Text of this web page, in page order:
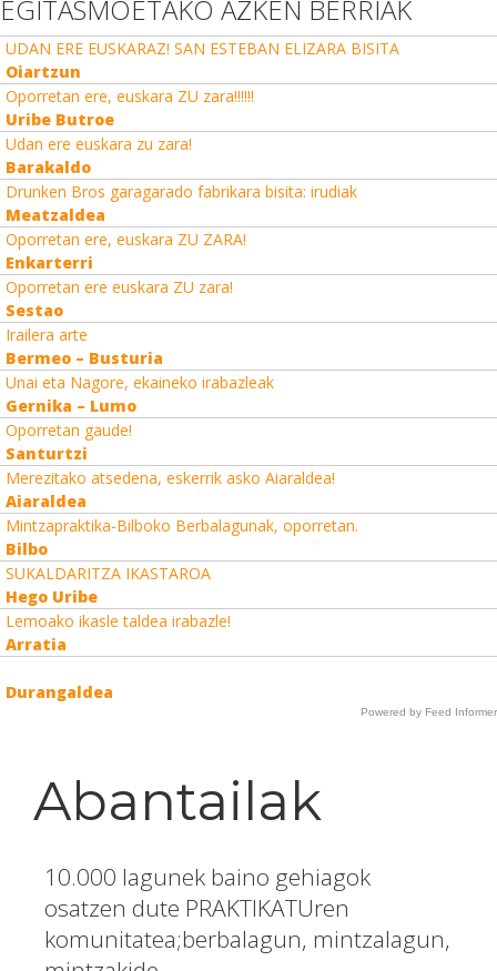
EGITASMOETAKO AZKEN BERRIAK
UDAN ERE EUSKARAZ! SAN ESTEBAN ELIZARA BISITA
Oiartzun
Oporretan ere, euskara ZU zara!!!!!!
Uribe Butroe
Udan ere euskara zu zara!
Barakaldo
Drunken Bros garagarado fabrikara bisita: irudiak
Meatzaldea
Oporretan ere, euskara ZU ZARA!
Enkarterri
Oporretan ere euskara ZU zara!
Sestao
Irailera arte
Bermeo – Busturia
Unai eta Nagore, ekaineko irabazleak
Gernika – Lumo
Oporretan gaude!
Santurtzi
Merezitako atsedena, eskerrik asko Aiaraldea!
Aiaraldea
Mintzapraktika-Bilboko Berbalagunak, oporretan.
Bilbo
SUKALDARITZA IKASTAROA
Hego Uribe
Lemoako ikasle taldea irabazle!
Arratia
Durangaldea
Powered by Feed Informer
Abantailak
10.000 lagunek baino gehiagok
osatzen dute PRAKTIKATUren
komunitatea;berbalagun, mintzalagun,